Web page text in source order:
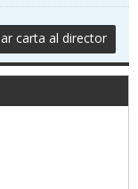
carta al director